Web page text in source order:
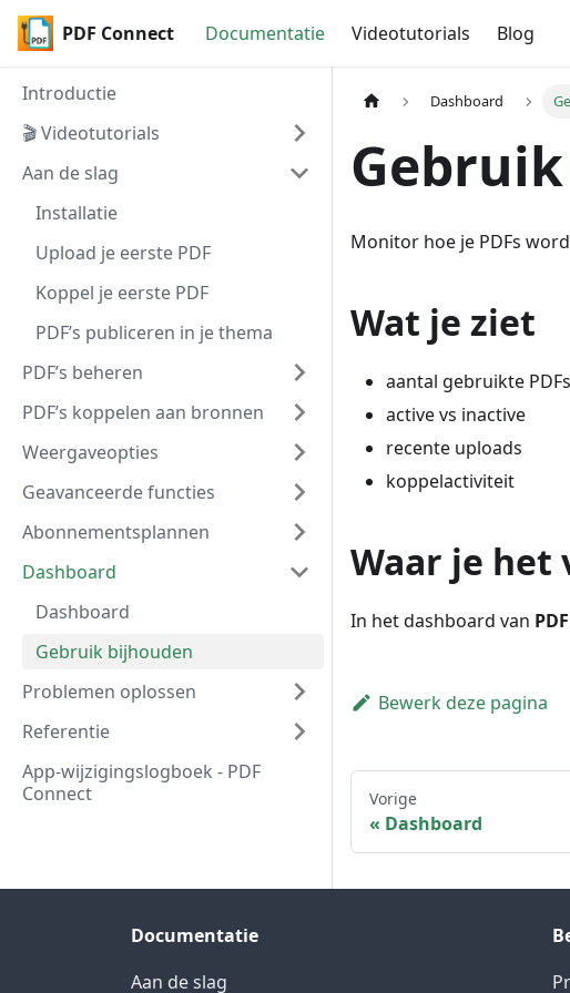
PDF Connect Documentatie Videotutorials Blog
Introductie
🎬 Videotutorials
Aan de slag
Installatie
Upload je eerste PDF
Koppel je eerste PDF
PDF’s publiceren in je thema
PDF’s beheren
PDF’s koppelen aan bronnen
Weergaveopties
Geavanceerde functies
Abonnementsplannen
Dashboard
Dashboard
Gebruik bijhouden
Problemen oplossen
Referentie
App-wijzigingslogboek - PDF
Connect
Dashboard
Monitor hoe je PDFs
Wat je ziet
aantal gebruikte
active vs inactive
recente uploads
koppelactiviteit
Waar je het
In het dashboard van
Bewerk deze pagina
Vorige
Dashboard
Documentatie
Aan de slag